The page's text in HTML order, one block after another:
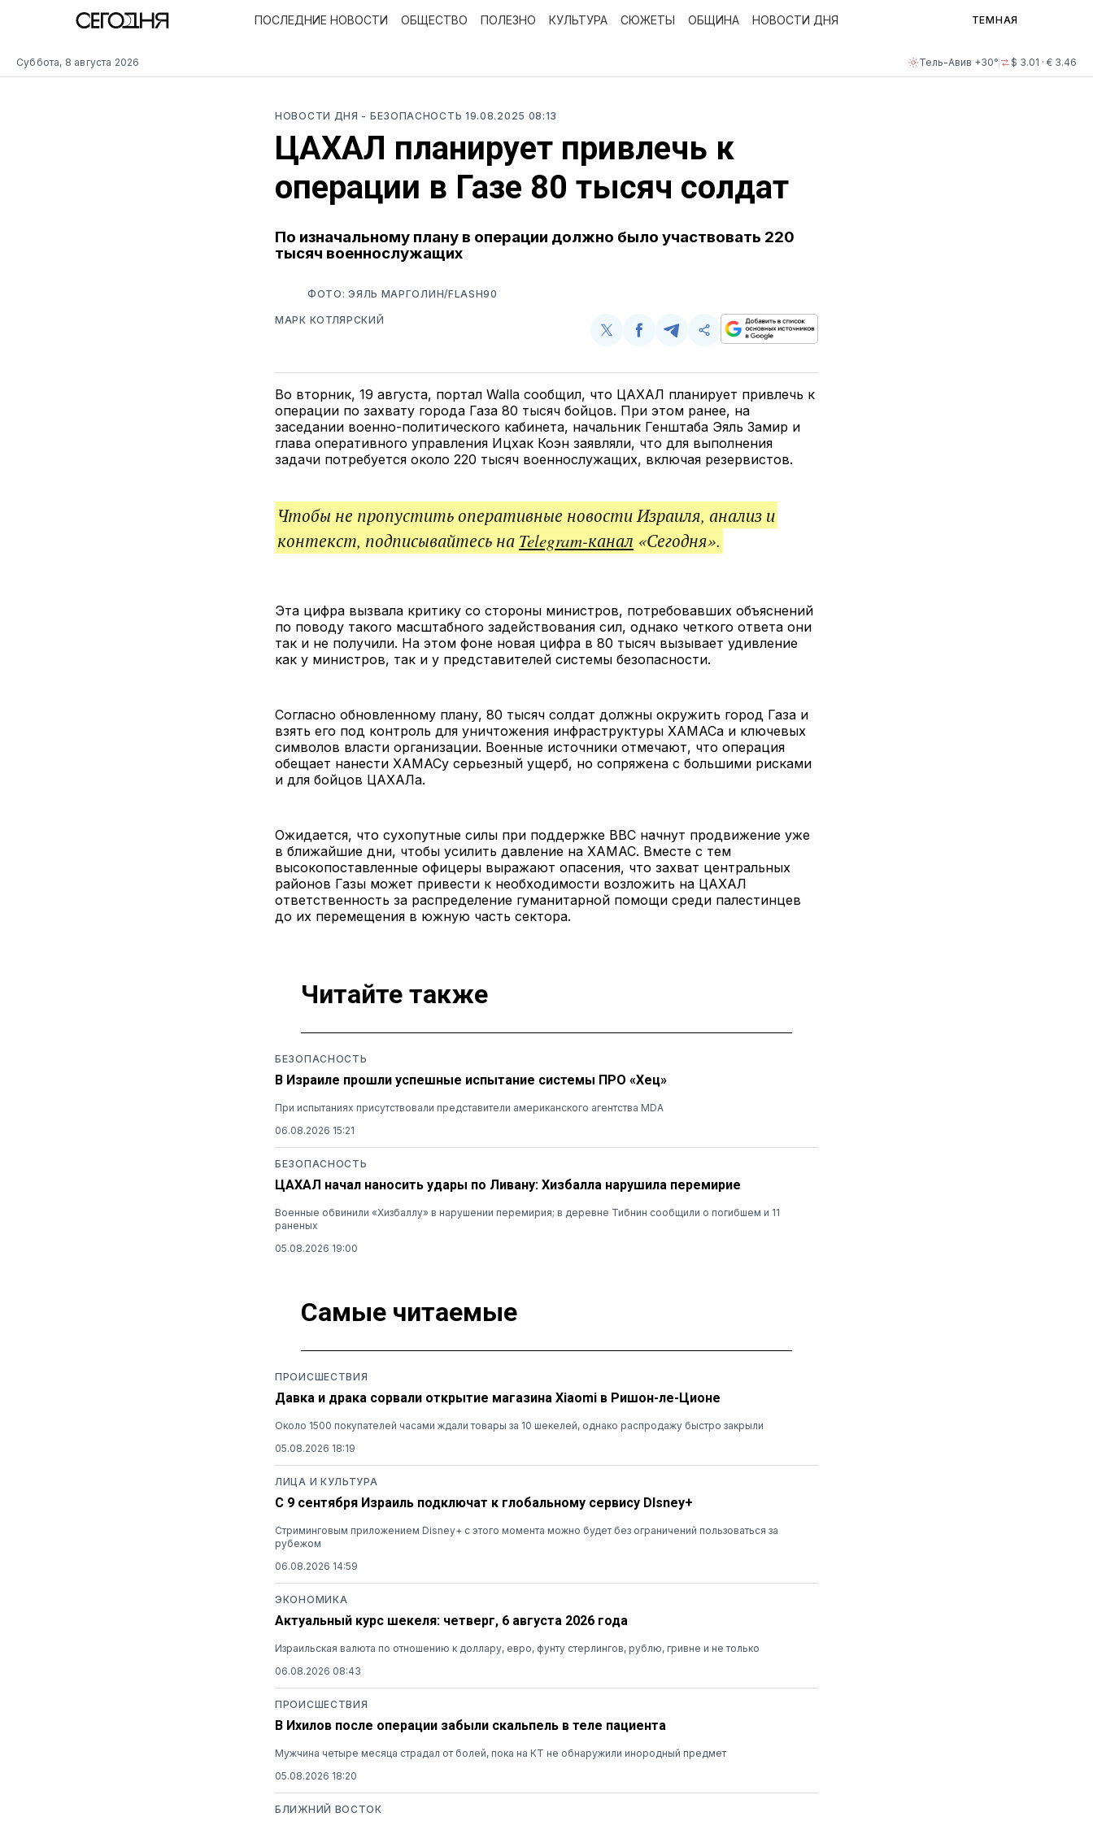
Суббота, 8 августа 2026 Тель-Авив +30° $ 3.01 · € 3.46
ПОСЛЕДНИЕ НОВОСТИ ОБЩЕСТВО ПОЛЕЗНО КУЛЬТУРА СЮЖЕТЫ ОБЩИНА НОВОСТИ ДНЯ ТЕМНАЯ
НОВОСТИ ДНЯ - БЕЗОПАСНОСТЬ 19.08.2025 08:13
ЦАХАЛ планирует привлечь к
операции в Газе 80 тысяч солдат
По изначальному плану в операции должно было участвовать 220
тысяч военнослужащих
ФОТО: ЭЯЛЬ МАРГОЛИН/FLASH90
МАРК КОТЛЯРСКИЙ
Поделиться
Twitter
Поделиться
Facebook
Поделиться
Telegram
Скопируйте
поделитесь
Во вторник, 19 августа, портал Walla сообщил, что ЦАХАЛ планирует привлечь к
операции по захвату города Газа 80 тысяч бойцов. При этом ранее, на
заседании военно-политического кабинета, начальник Генштаба Эяль Замир и
глава оперативного управления Ицхак Коэн заявляли, что для выполнения
задачи потребуется около 220 тысяч военнослужащих, включая резервистов.
Чтобы не пропустить оперативные новости Израиля, анализ и
контекст, подписывайтесь на Telegram-канал «Сегодня».
Эта цифра вызвала критику со стороны министров, потребовавших объяснений
по поводу такого масштабного задействования сил, однако четкого ответа они
так и не получили. На этом фоне новая цифра в 80 тысяч вызывает удивление
как у министров, так и у представителей системы безопасности.
Согласно обновленному плану, 80 тысяч солдат должны окружить город Газа и
взять его под контроль для уничтожения инфраструктуры ХАМАСа и ключевых
символов власти организации. Военные источники отмечают, что операция
обещает нанести ХАМАСу серьезный ущерб, но сопряжена с большими рисками
и для бойцов ЦАХАЛа.
Ожидается, что сухопутные силы при поддержке ВВС начнут продвижение уже
в ближайшие дни, чтобы усилить давление на ХАМАС. Вместе с тем
высокопоставленные офицеры выражают опасения, что захват центральных
районов Газы может привести к необходимости возложить на ЦАХАЛ
ответственность за распределение гуманитарной помощи среди палестинцев
до их перемещения в южную часть сектора.
Читайте также
БЕЗОПАСНОСТЬ
В Израиле прошли успешные испытание системы ПРО «Хец»
При испытаниях присутствовали представители американского агентства MDA
06.08.2026 15:21
БЕЗОПАСНОСТЬ
ЦАХАЛ начал наносить удары по Ливану: Хизбалла нарушила перемирие
Военные обвинили «Хизбаллу» в нарушении перемирия; в деревне Тибнин сообщили о погибшем и 11
раненых
05.08.2026 19:00
Самые читаемые
ПРОИСШЕСТВИЯ
Давка и драка сорвали открытие магазина Xiaomi в Ришон-ле-Ционе
Около 1500 покупателей часами ждали товары за 10 шекелей, однако распродажу быстро закрыли
05.08.2026 18:19
ЛИЦА И КУЛЬТУРА
С 9 сентября Израиль подключат к глобальному сервису DIsney+
Стриминговым приложением Disney+ с этого момента можно будет без ограничений пользоваться за
рубежом
06.08.2026 14:59
ЭКОНОМИКА
Актуальный курс шекеля: четверг, 6 августа 2026 года
Израильская валюта по отношению к доллару, евро, фунту стерлингов, рублю, гривне и не только
06.08.2026 08:43
ПРОИСШЕСТВИЯ
В Ихилов после операции забыли скальпель в теле пациента
Мужчина четыре месяца страдал от болей, пока на КТ не обнаружили инородный предмет
05.08.2026 18:20
БЛИЖНИЙ ВОСТОК